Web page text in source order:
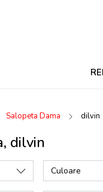
Salopeta Dama dilvin
dilvin
Culoare